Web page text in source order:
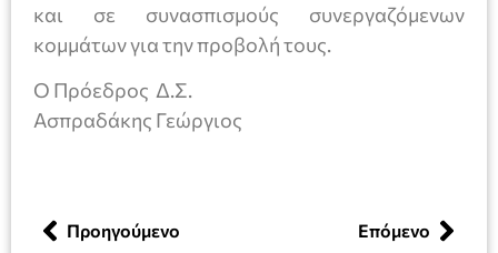
και σε συνασπισμούς συνεργαζόμενων
κομμάτων για την προβολή τους.
Ο Πρόεδρος Δ.Σ.
Ασπραδάκης Γεώργιος
Προηγούμενο Επόμενο